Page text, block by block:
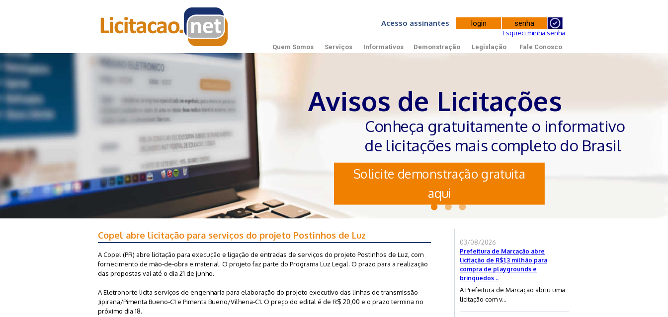
Acesso assinantes
Esqueci minha senha
Quem Somos Serviços Informativos Demonstração Legislação Fale Conosco
Avisos de Licitações
Conheça gratuitamente o informativo
de licitações mais completo do Brasil
Solicite demonstração gratuita
aqui
Copel abre licitação para serviços do projeto Postinhos de Luz
A Copel (PR) abre licitação para execução e ligação de entradas de serviços do projeto Postinhos de Luz, com
fornecimento de mão-de-obra e material. O projeto faz parte do Programa Luz Legal. O prazo para a realização
das propostas vai até o dia 21 de junho.
A Eletronorte licita serviços de engenharia para elaboração do projeto executivo das linhas de transmissão
Jipirana/Pimenta Bueno-C1 e Pimenta Bueno/Vilhena-C1. O preço do edital é de R$ 20,00 e o prazo termina no
próximo dia 18.
03/08/2026
Prefeitura de Marcação abre
licitação de R$1,3 milhão para
compra de playgrounds e
brinquedos ..
A Prefeitura de Marcação abriu uma
licitação com v...